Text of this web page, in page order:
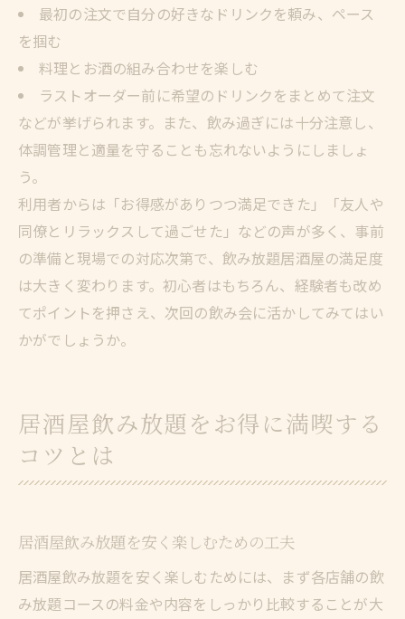
最初の注文で自分の好きなドリンクを頼み、ペース
を掴む
料理とお酒の組み合わせを楽しむ
ラストオーダー前に希望のドリンクをまとめて注文
などが挙げられます。また、飲み過ぎには十分注意し、
体調管理と適量を守ることも忘れないようにしましょ
う。
利用者からは「お得感がありつつ満足できた」「友人や
同僚とリラックスして過ごせた」などの声が多く、事前
の準備と現場での対応次第で、飲み放題居酒屋の満足度
は大きく変わります。初心者はもちろん、経験者も改め
てポイントを押さえ、次回の飲み会に活かしてみてはい
かがでしょうか。
居酒屋飲み放題をお得に満喫する
コツとは
居酒屋飲み放題を安く楽しむための工夫
居酒屋飲み放題を安く楽しむためには、まず各店舗の飲
み放題コースの料金や内容をしっかり比較することが大